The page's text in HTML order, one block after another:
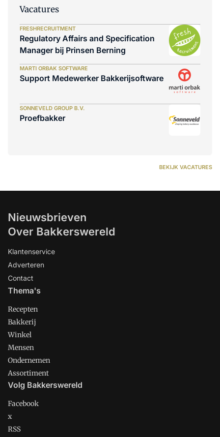
Vacatures
FRESHRECRUITMENT
Regulatory Affairs and Specification
Manager bij Prinsen Berning
MARTI ORBAK SOFTWARE
Support Medewerker Bakkerijsoftware
SONNEVELD GROUP B.V.
Proefbakker
BEKIJK VACATURES
Nieuwsbrieven
Over Bakkerswereld
Klantenservice
Adverteren
Contact
Thema's
Recepten
Bakkerij
Winkel
Mensen
Ondernemen
Assortiment
Volg Bakkerswereld
Facebook
x
RSS